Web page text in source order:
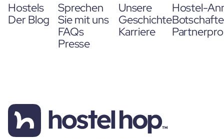
Hostels
Der Blog
Sprechen
Sie mit uns
FAQs
Presse
Unsere
Geschichte
Karriere
Hostel-